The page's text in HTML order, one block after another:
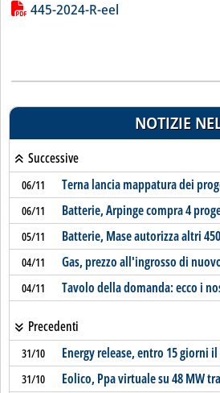
445-2024-R-eel
NOTIZIE
Successive
06/11 Terna lancia mappatura dei
06/11 Batterie, Arpinge compra 4
05/11 Batterie, Mase autorizza altri
04/11 Gas, prezzo all'ingrosso di
04/11 Tavolo della domanda: ecco i
Precedenti
31/10 Energy release, entro 15 giorni
31/10 Eolico, Ppa virtuale su 48 MW